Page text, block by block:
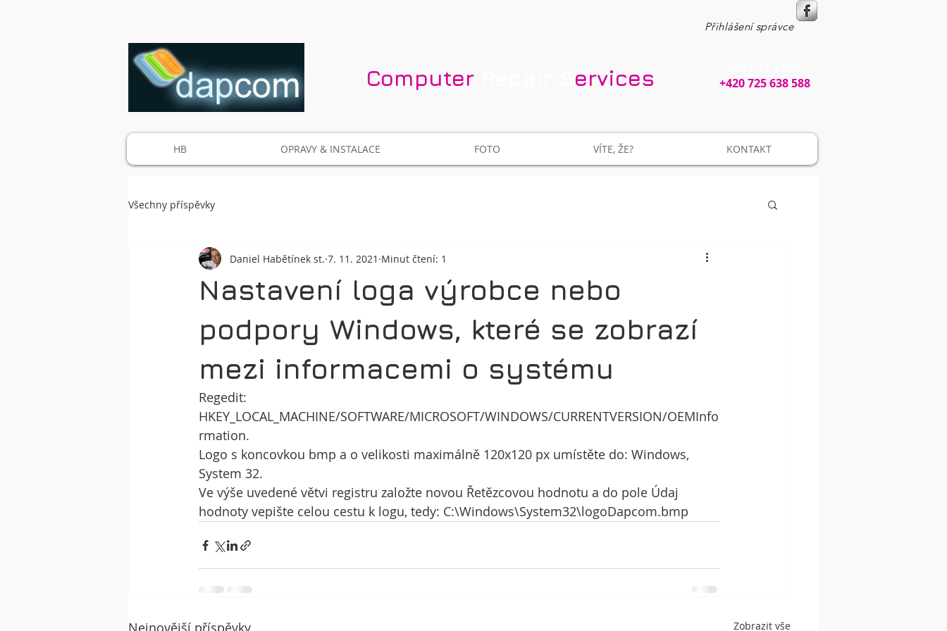
Přihlášení správce
​Computer​ ervices
+420 725 638 588
HB OPRAVY & INSTALACE FOTO VÍTE, ŽE? KONTAKT
Všechny příspěvky
Nastavení loga výrobce nebo
podpory Windows, které se zobrazí
mezi informacemi o systému
Daniel Habětínek st. 7. 11. 2021 Minut čtení: 1
Regedit:
HKEY_LOCAL_MACHINE/SOFTWARE/MICROSOFT/WINDOWS/CURRENTVERSION/OEMInfo
rmation.
Logo s koncovkou bmp a o velikosti maximálně 120x120 px umístěte do: Windows,
System 32.
Ve výše uvedené větvi registru založte novou Řetězcovou hodnotu a do pole Údaj
hodnoty vepište celou cestu k logu, tedy: C:\Windows\System32\logoDapcom.bmp
Nejnovější příspěvky Zobrazit vše